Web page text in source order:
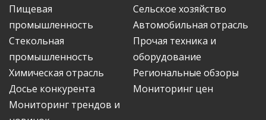
Пищевая
промышленность
Сельское хозяйство
Автомобильная отрасль
Стекольная
промышленность
Прочая техника и
оборудование
Химическая отрасль
Региональные обзоры
Досье конкурента
Мониторинг цен
Мониторинг трендов и